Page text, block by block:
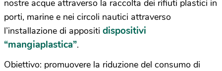
nostre acque attraverso la raccolta dei rifiuti plastici in
porti, marine e nei circoli nautici attraverso
l’installazione di appositi dispositivi
“mangiaplastica”.
Obiettivo: promuovere la riduzione del consumo di